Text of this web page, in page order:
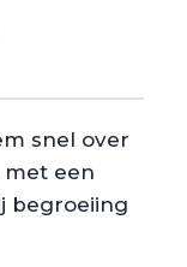
snel over
een
begroeiing